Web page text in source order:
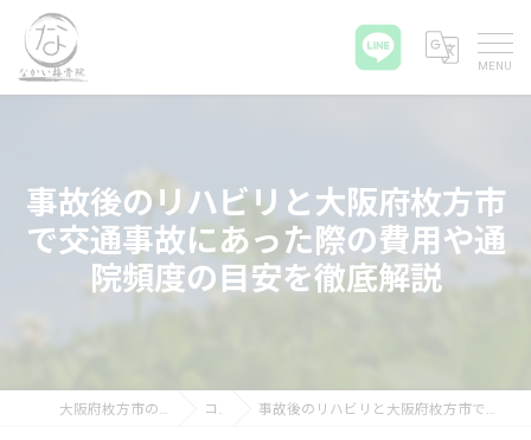
事故後のリハビリと大阪府枚方市
で交通事故にあった際の費用や通
院頻度の目安を徹底解説
大阪府枚方市の接骨院ならなかい接骨院 コラム 事故後のリハビリと大阪府枚方市で交通事故にあった際の費用や通院頻度の目安を徹底解説